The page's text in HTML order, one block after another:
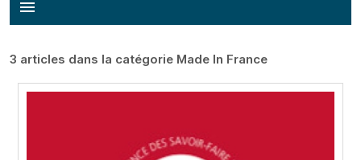
menu
3 articles dans la catégorie Made In France